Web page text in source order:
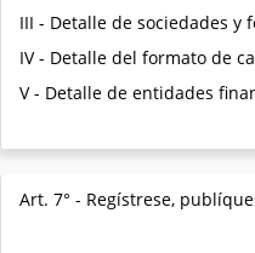
III - Detalle de sociedades y
IV - Detalle del formato de
V - Detalle de entidades
Art. 7° - Regístrese,